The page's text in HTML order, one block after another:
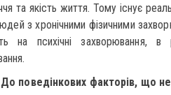
та якість життя. Тому існує
з хронічними фізичними
на психічні захворювання,
До поведінкових факторів, що